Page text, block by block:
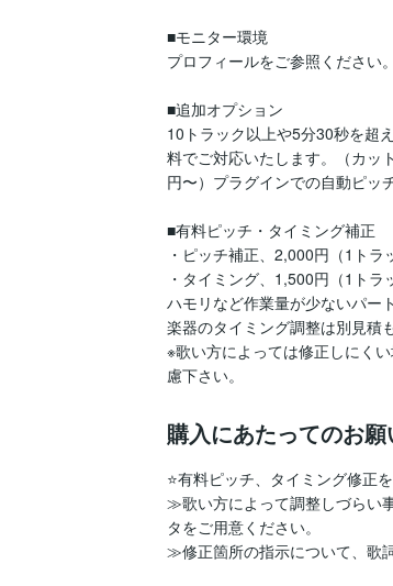
■モニター環境
プロフィールをご参照ください。
■追加オプション
10トラック以上や5分30秒を超
料でご対応いたします。（カッ
円〜）プラグインでの自動ピッ
■有料ピッチ・タイミング補正
・ピッチ補正、2,000円（1トラ
・タイミング、1,500円（1トラ
ハモリなど作業量が少ないパー
楽器のタイミング調整は別見積
※歌い方によっては修正しにく
慮下さい。
購入にあたってのお願
⭐️有料ピッチ、タイミング修正
≫歌い方によって調整しづらい
タをご用意ください。
≫修正箇所の指示について、歌